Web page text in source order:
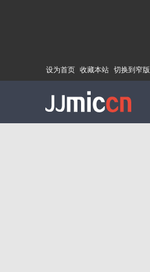
设为首页 收藏本站 切换到窄版